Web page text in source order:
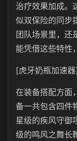
治疗效果加成。
似双保险的同步
团队场景里，还
能凭借这些特性
[虎牙奶瓶加速器]
在装备搭配方面
备一共包含四件
星级的疾风守御
级的鸣风之舞长